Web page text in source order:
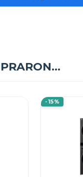
-15%